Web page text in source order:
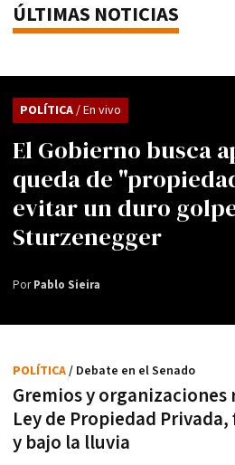
ÚLTIMAS NOTICIAS
El Gobierno busca
queda de
evitar un duro
Sturzenegger
POLÍTICA/ En vivo
PorPablo Sieira
Gremios y
Ley de Propiedad
y bajo la lluvia
POLÍTICA/ Debate en el Senado